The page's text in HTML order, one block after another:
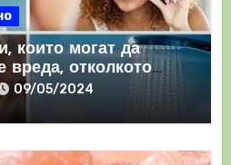
които могат да
вреда, отколкото
09/05/2024